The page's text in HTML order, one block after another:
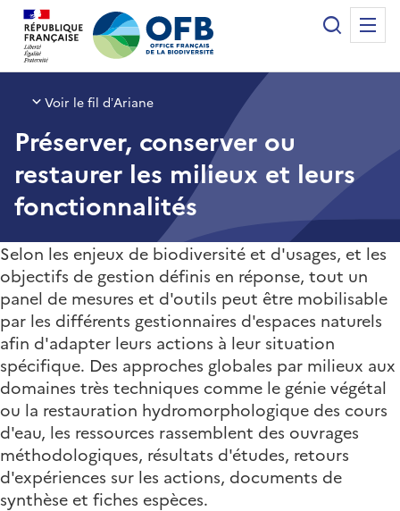
Office français de la biodiversité
Recherche
Voir le fil d’Ariane
Préserver, conserver ou
restaurer les milieux et leurs
fonctionnalités
Selon les enjeux de biodiversité et d'usages, et les
objectifs de gestion définis en réponse, tout un
panel de mesures et d'outils peut être mobilisable
par les différents gestionnaires d'espaces naturels
afin d'adapter leurs actions à leur situation
spécifique. Des approches globales par milieux aux
domaines très techniques comme le génie végétal
ou la restauration hydromorphologique des cours
d'eau, les ressources rassemblent des ouvrages
méthodologiques, résultats d'études, retours
d'expériences sur les actions, documents de
synthèse et fiches espèces.
Panneau de gestion des cookies